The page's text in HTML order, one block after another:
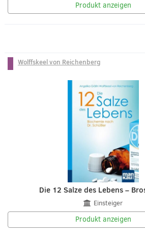
Produkt anzeigen
Wolffskeel von Reichenberg
Die 12 Salze des Lebens –
Einsteiger
Produkt anzeigen